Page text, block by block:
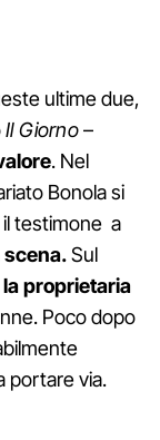
ultime due,
Il Giorno–
. Nel
Bonola si
il testimone a
scena.Sul
proprietaria
Poco dopo
portare via.